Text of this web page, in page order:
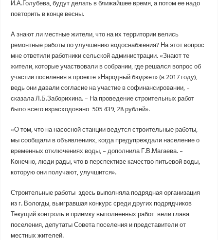
И.А.Голубева, будут делать в ближайшее время, а потом ее надо
повторить в конце весны.
А знают ли местные жители, что на их территории велись
ремонтные работы по улучшению водоснабжения? На этот вопрос
мне ответили работники сельской администрации. «Знают те
жители, которые участвовали в собрании, где решался вопрос об
участии поселения в проекте «Народный бюджет» (в 2017 году),
ведь они давали согласие на участие в софинансировании, –
сказала Л.Б.Заборихина. – На проведение строительных работ
было всего израсходовано 505 439, 28 рублей».
«О том, что на насосной станции ведутся строительные работы,
мы сообщали в объявлениях, когда предупреждали население о
временных отключениях воды, – дополнила Г.В.Магаева. –
Конечно, люди рады, что в перспективе качество питьевой воды,
которую они получают, улучшится».
Строительные работы здесь выполняла подрядная организация
из г. Вологды, выигравшая конкурс среди других подрядчиков
Текущий контроль и приемку выполненных работ вели глава
поселения, депутаты Совета поселения и представители от
местных жителей.